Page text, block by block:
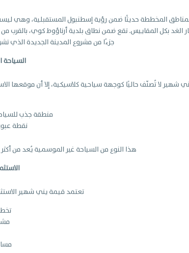
المخططة حديثًا ضمن رؤية إسطنبول المستقبلية، وهي
الغد بكل المقاييس. تقع ضمن نطاق بلدية أرناؤوط كوي، بالقرب
جزءًا من مشروع المدينة الجديدة الذي
شهير لا تُصنّف حاليًا كوجهة سياحية كلاسيكية، إلا أن موقعها
منطقة جذب
نقطة
هذا النوع من السياحة غير الموسمية يُعد من أكثر
تعتمد قيمة يني شهير